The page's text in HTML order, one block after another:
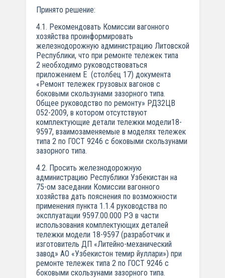
Принято решение:
4.1. Рекомендовать Комиссии вагонного
хозяйства проинформировать
железнодорожную администрацию Литовской
Республики, что при ремонте тележек типа
2 необходимо руководствоваться
приложением Е (столбец 17) документа
«Ремонт тележек грузовых вагонов с
боковыми скользунами зазорного типа.
Общее руководство по ремонту» РД32ЦВ
052-2009, в котором отсутствуют
комплектующие детали тележки модели18-
9597, взаимозаменяемые в моделях тележек
типа 2 по ГОСТ 9246 с боковыми скользунами
зазорного типа.
4.2. Просить железнодорожную
администрацию Республики Узбекистан на
75-ом заседании Комиссии вагонного
хозяйства дать пояснения по возможности
применения пункта 1.1.4 руководства по
эксплуатации 9597.00.000 РЭ в части
использования комплектующих деталей
тележки модели 18-9597 (разработчик и
изготовитель ДП «Литейно-механический
завод» АО «Узбекистон темир йуллари») при
ремонте тележек типа 2 по ГОСТ 9246 с
боковыми скользунами зазорного типа.